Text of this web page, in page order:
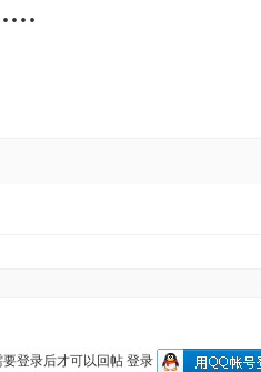
要登录后才可以回帖 登录